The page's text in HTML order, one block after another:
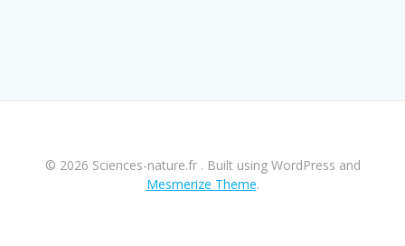
© 2026 Sciences-nature.fr . Built using WordPress and
Mesmerize Theme.